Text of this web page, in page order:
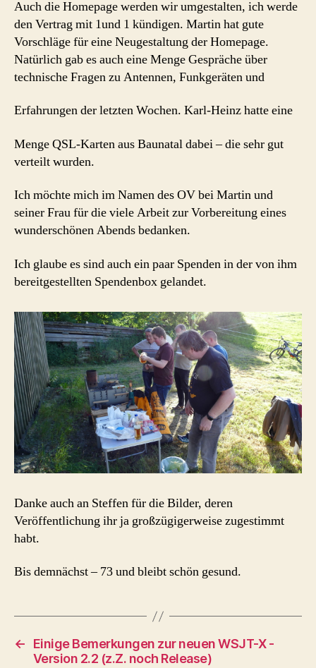
Auch die Homepage werden wir umgestalten, ich werde
den Vertrag mit 1und 1 kündigen. Martin hat gute
Vorschläge für eine Neugestaltung der Homepage.
Natürlich gab es auch eine Menge Gespräche über
technische Fragen zu Antennen, Funkgeräten und
Erfahrungen der letzten Wochen. Karl-Heinz hatte eine
Menge QSL-Karten aus Baunatal dabei – die sehr gut
verteilt wurden.
Ich möchte mich im Namen des OV bei Martin und
seiner Frau für die viele Arbeit zur Vorbereitung eines
wunderschönen Abends bedanken.
Ich glaube es sind auch ein paar Spenden in der von ihm
bereitgestellten Spendenbox gelandet.
Danke auch an Steffen für die Bilder, deren
Veröffentlichung ihr ja großzügigerweise zugestimmt
habt.
Bis demnächst – 73 und bleibt schön gesund.
←
Einige Bemerkungen zur neuen WSJT-X -
Version 2.2 (z.Z. noch Release)